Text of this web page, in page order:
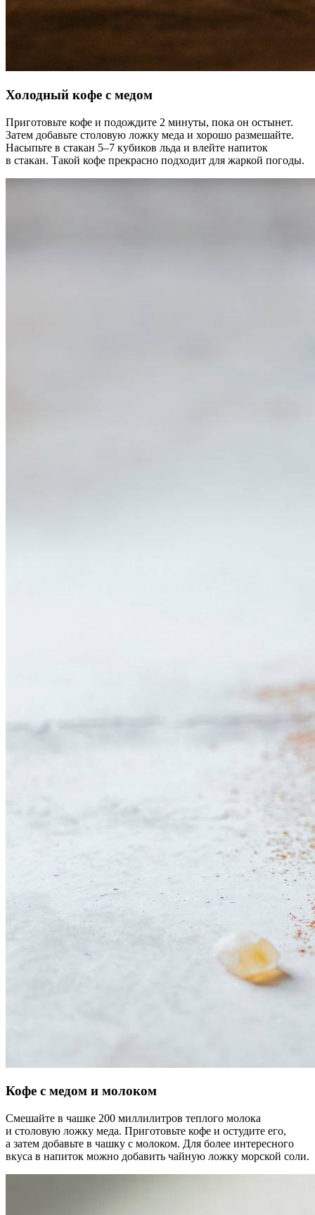
Холодный кофе с медом
Приготовьте кофе и подождите 2 минуты, пока он остынет.
Затем добавьте столовую ложку меда и хорошо размешайте.
Насыпьте в стакан 5–7 кубиков льда и влейте напиток
в стакан. Такой кофе прекрасно подходит для жаркой погоды.
Кофе с медом и молоком
Смешайте в чашке 200 миллилитров теплого молока
и столовую ложку меда. Приготовьте кофе и остудите его,
а затем добавьте в чашку с молоком. Для более интересного
вкуса в напиток можно добавить чайную ложку морской соли.